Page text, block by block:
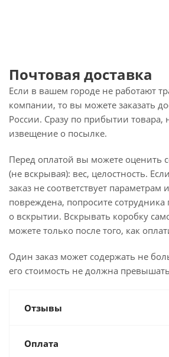
Почтовая доставка
Если в вашем городе не работают
компании, то вы можете заказать
России. Сразу по прибытии товара,
извещение о посылке.
Перед оплатой вы можете оценить
(не вскрывая): вес, целостность.
заказ не соответствует параметрам
повреждена, попросите сотрудника
о вскрытии. Вскрывать коробку
можете только после того, как
Один заказ может содержать не
его стоимость не должна
Отзывы
Оплата